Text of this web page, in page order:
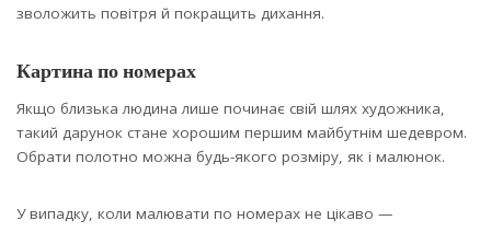
зволожить повітря й покращить дихання.
Картина по номерах
Якщо близька людина лише починає свій шлях художника,
такий дарунок стане хорошим першим майбутнім шедевром.
Обрати полотно можна будь-якого розміру, як і малюнок.
У випадку, коли малювати по номерах не цікаво —